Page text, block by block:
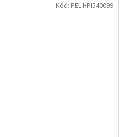
Kód: PEL-HPI540099